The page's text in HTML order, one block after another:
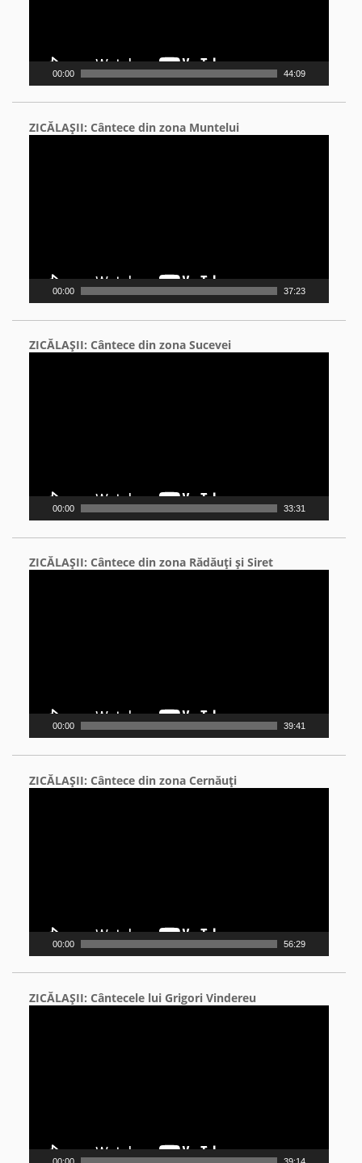
00:00 44:09
ZICĂLAŞII: Cântece din zona Muntelui
00:00 37:23
ZICĂLAŞII: Cântece din zona Sucevei
00:00 33:31
ZICĂLAŞII: Cântece din zona Rădăuţi şi Siret
00:00 39:41
ZICĂLAŞII: Cântece din zona Cernăuţi
00:00 56:29
ZICĂLAŞII: Cântecele lui Grigori Vindereu